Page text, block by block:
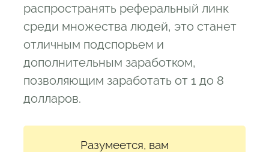
распространять реферальный линк
среди множества людей, это станет
отличным подспорьем и
дополнительным заработком,
позволяющим заработать от 1 до 8
долларов.
Разумеется, вам